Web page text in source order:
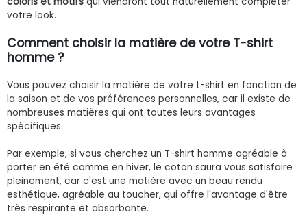
votre look.
Comment choisir la matière de votre T-shirt
homme ?
Vous pouvez choisir la matière de votre t-shirt en fonction de
la saison et de vos préférences personnelles, car il existe de
nombreuses matières qui ont toutes leurs avantages
spécifiques.
Par exemple, si vous cherchez un T-shirt homme agréable à
porter en été comme en hiver, le coton saura vous satisfaire
pleinement, car c'est une matière avec un beau rendu
esthétique, agréable au toucher, qui offre l'avantage d'être
très respirante et absorbante.